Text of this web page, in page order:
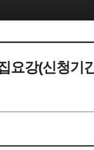
요강(신청기